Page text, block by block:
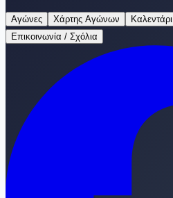
Αγώνες Χάρτης Αγώνων
Επικοινωνία / Σχόλια